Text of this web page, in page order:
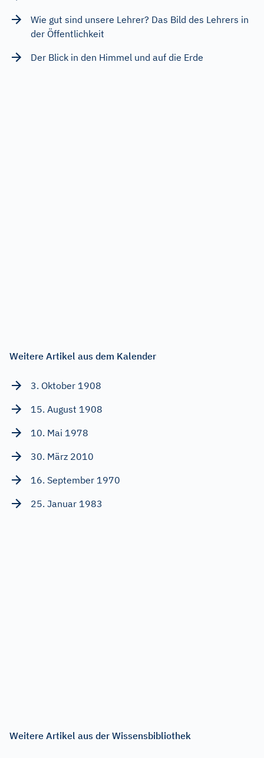
Wie gut sind unsere Lehrer? Das Bild des Lehrers in
der Öffentlichkeit
Der Blick in den Himmel und auf die Erde
Weitere Artikel aus dem Kalender
3. Oktober 1908
15. August 1908
10. Mai 1978
30. März 2010
16. September 1970
25. Januar 1983
Weitere Artikel aus der Wissensbibliothek